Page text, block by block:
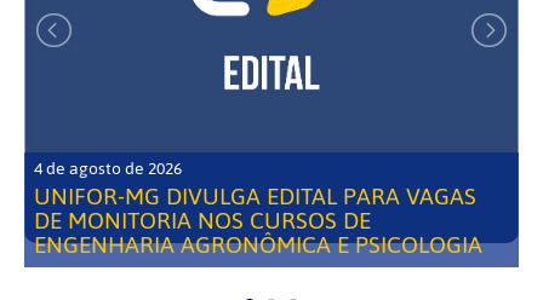
4 de agosto de 2026
UNIFOR-MG DIVULGA EDITAL PARA VAGAS
DE MONITORIA NOS CURSOS DE
ENGENHARIA AGRONÔMICA E PSICOLOGIA